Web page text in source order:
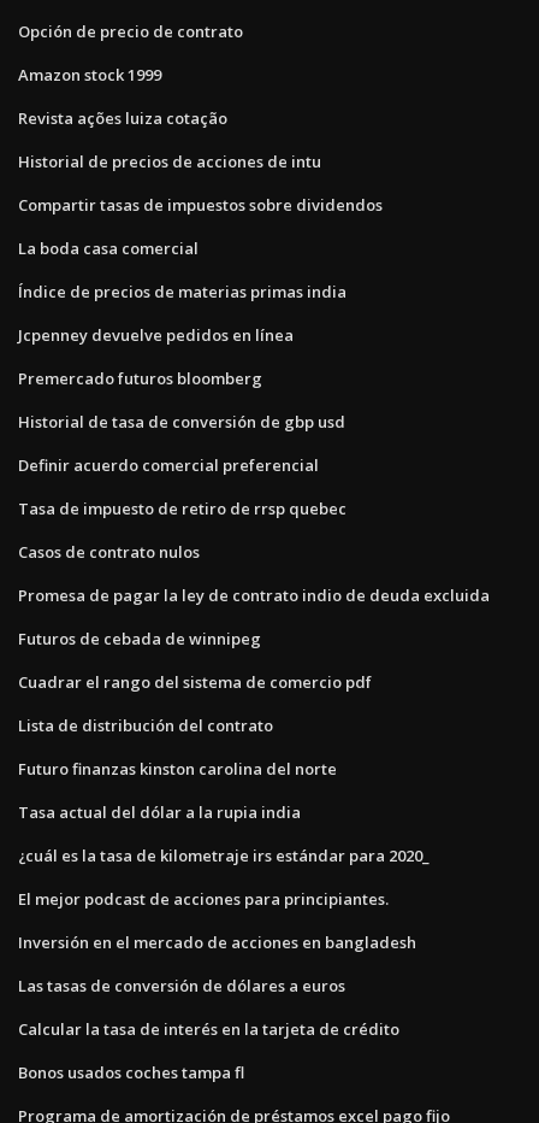
Opción de precio de contrato
Amazon stock 1999
Revista ações luiza cotação
Historial de precios de acciones de intu
Compartir tasas de impuestos sobre dividendos
La boda casa comercial
Índice de precios de materias primas india
Jcpenney devuelve pedidos en línea
Premercado futuros bloomberg
Historial de tasa de conversión de gbp usd
Definir acuerdo comercial preferencial
Tasa de impuesto de retiro de rrsp quebec
Casos de contrato nulos
Promesa de pagar la ley de contrato indio de deuda excluida
Futuros de cebada de winnipeg
Cuadrar el rango del sistema de comercio pdf
Lista de distribución del contrato
Futuro finanzas kinston carolina del norte
Tasa actual del dólar a la rupia india
¿cuál es la tasa de kilometraje irs estándar para 2020_
El mejor podcast de acciones para principiantes.
Inversión en el mercado de acciones en bangladesh
Las tasas de conversión de dólares a euros
Calcular la tasa de interés en la tarjeta de crédito
Bonos usados ​​coches tampa fl
Programa de amortización de préstamos excel pago fijo